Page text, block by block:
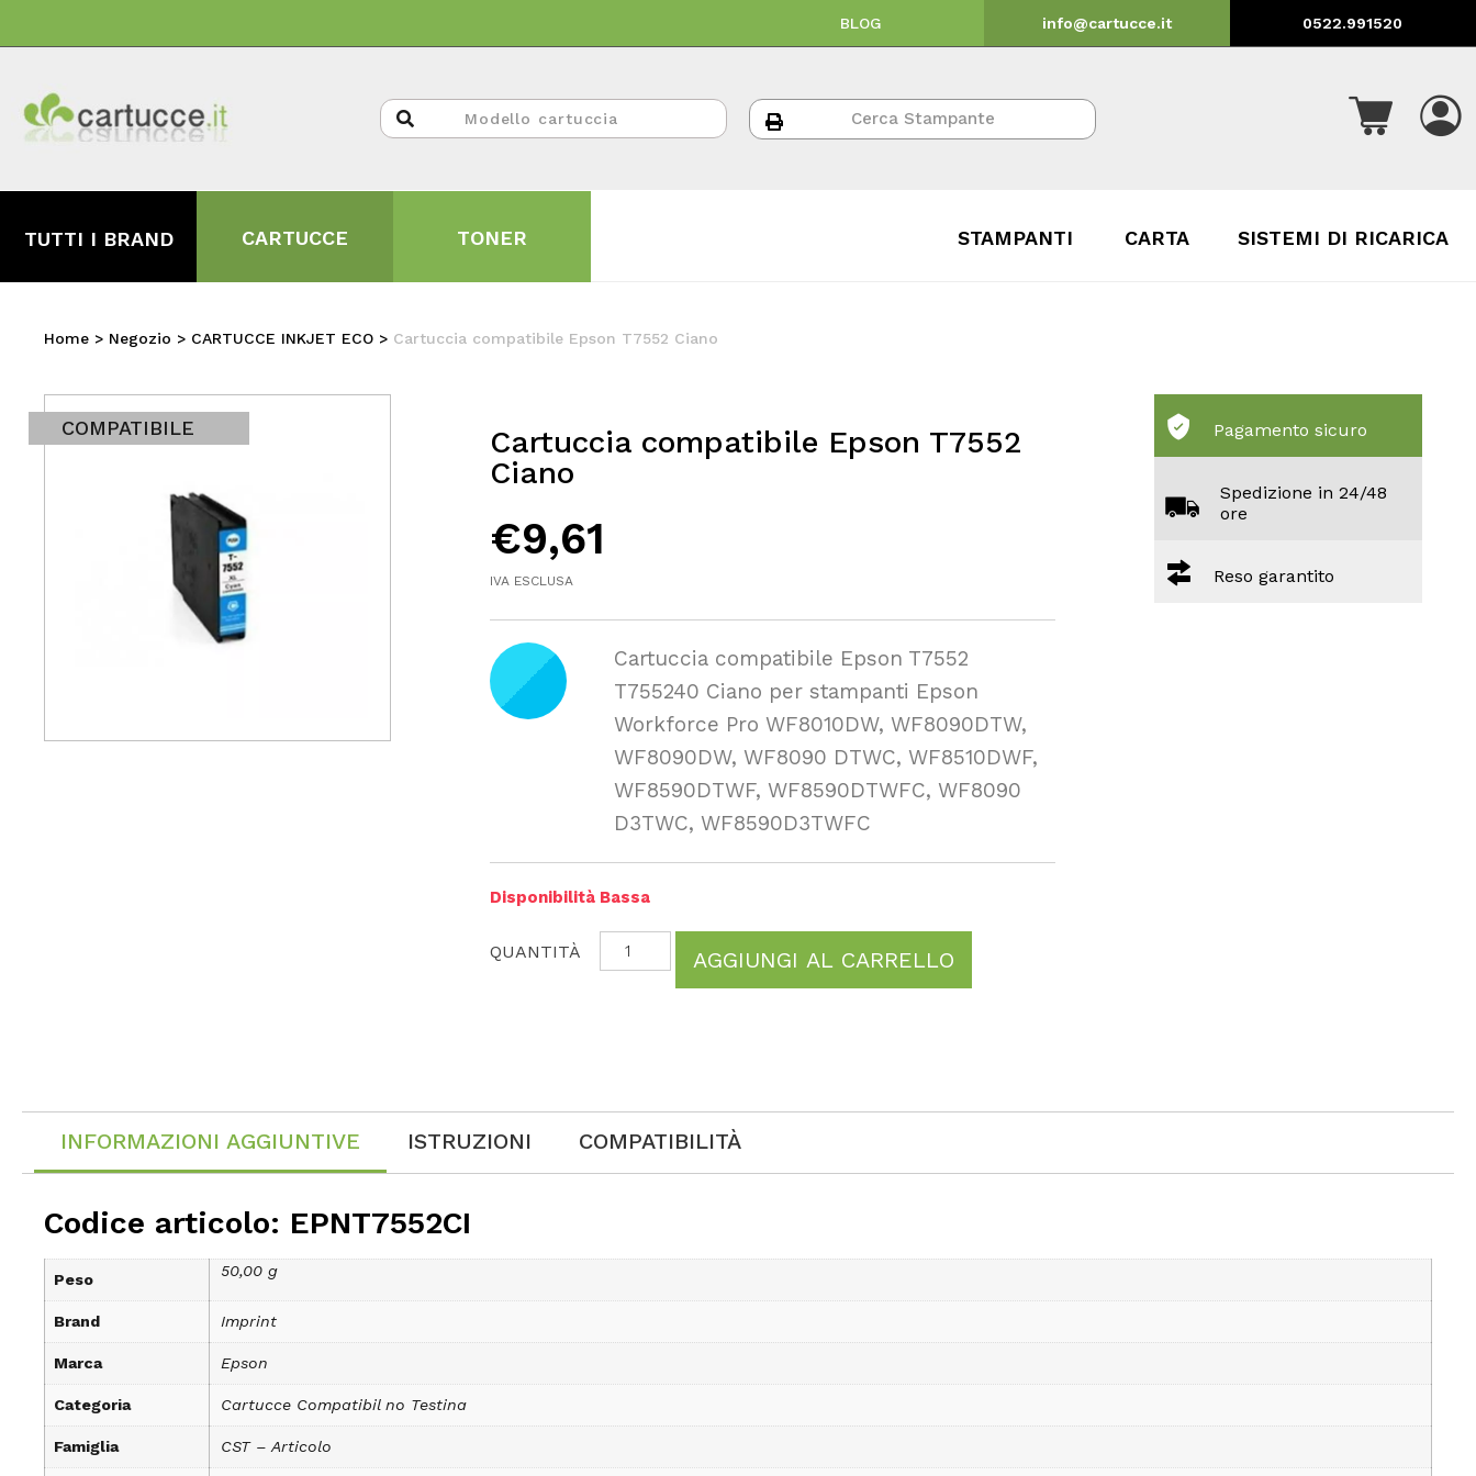
BLOG info@cartucce.it 0522.991520
TUTTI I BRAND CARTUCCE TONER STAMPANTI CARTA SISTEMI DI RICARICA
Home > Negozio > CARTUCCE INKJET ECO > Cartuccia compatibile Epson T7552 Ciano
COMPATIBILE
Cartuccia compatibile Epson T7552
Ciano
€9,61
IVA ESCLUSA
Cartuccia compatibile Epson T7552
T755240 Ciano per stampanti Epson
Workforce Pro WF8010DW, WF8090DTW,
WF8090DW, WF8090 DTWC, WF8510DWF,
WF8590DTWF, WF8590DTWFC, WF8090
D3TWC, WF8590D3TWFC
Disponibilità Bassa
AGGIUNGI AL CARRELLO
Pagamento sicuro
Spedizione in 24/48
ore
Reso garantito
INFORMAZIONI AGGIUNTIVE ISTRUZIONI COMPATIBILITÀ
Codice articolo: EPNT7552CI
Peso 50,00 g
Brand Imprint
Marca Epson
Categoria Cartucce Compatibil no Testina
Famiglia CST – Articolo